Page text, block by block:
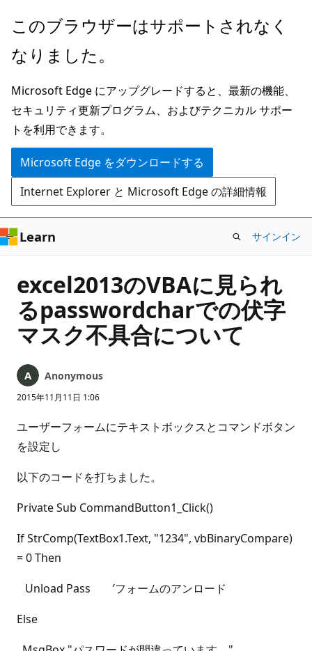
メ
ン
ン
テ
ン
ツ
に
ス
キ
ッ
プ
このブラウザーはサポートされなく
なりました。
Microsoft Edge にアップグレードすると、最新の機能、
セキュリティ更新プログラム、およびテクニカル サポー
トを利用できます。
Microsoft Edge をダウンロードする
Internet Explorer と Microsoft Edge の詳細情報
Learn サインイン
excel2013のVBAに見られ
るpasswordcharでの伏字
マスク不具合について
Anonymous
2015年11月11日 1:06
ユーザーフォームにテキストボックスとコマンドボタン
を設定し
以下のコードを打ちました。
Private Sub CommandButton1_Click()
If StrComp(TextBox1.Text, "1234", vbBinaryCompare)
= 0 Then
Unload Pass ’フォームのアンロード
Else